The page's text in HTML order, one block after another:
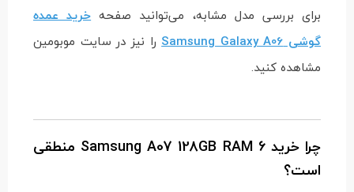
برای بررسی مدل‌ مشابه، می‌توانید صفحهخرید عمده
گوشی Samsung Galaxy A06
را نیز در سایت موبومین
مشاهده کنید.
چرا خرید Samsung A07 128GB RAM 6 منطقی
است؟